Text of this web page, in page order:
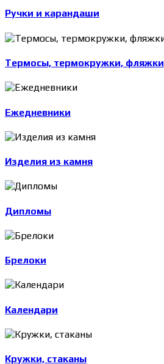
Ручки и карандаши
Термосы, термокружки, фляжки
Ежедневники
Изделия из камня
Дипломы
Брелоки
Календари
Кружки, стаканы